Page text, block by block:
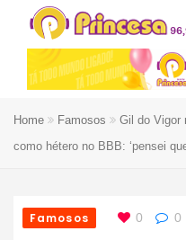
Home Famosos
Gil do Vigor
como hétero no BBB: ‘pensei
Famosos 0 0